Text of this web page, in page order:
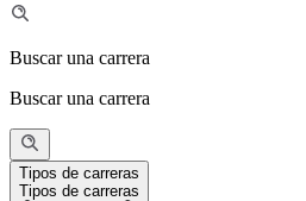
Buscar una carrera
Buscar una carrera
Tipos de carreras
Tipos de carreras